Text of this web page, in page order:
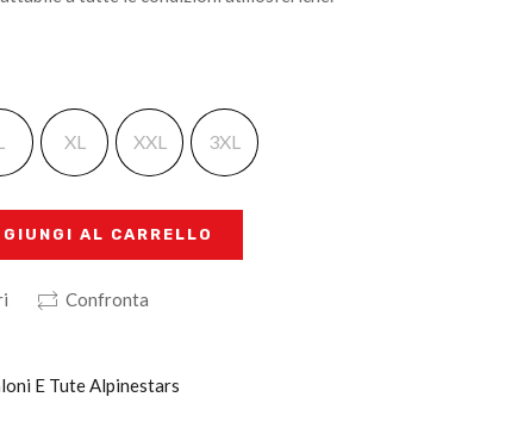
XL XXL 3XL
AL CARRELLO
Confronta
E Tute Alpinestars